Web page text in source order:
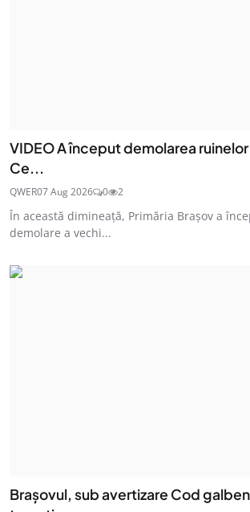
VIDEO A început demolarea
Ce...
QWER07 Aug 2026 0 2
În această dimineață, Primăria Brașov a
demolare a vechi...
Brașovul, sub avertizare Cod